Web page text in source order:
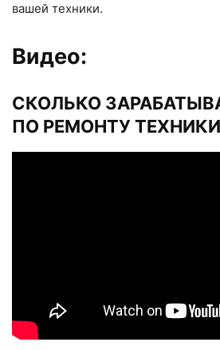
вашей техники.
Видео:
СКОЛЬКО
ПО РЕМОНТУ